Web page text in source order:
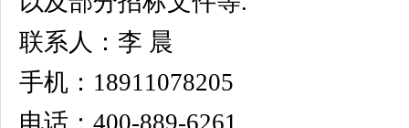
联系人：李 晨
手机：18911078205